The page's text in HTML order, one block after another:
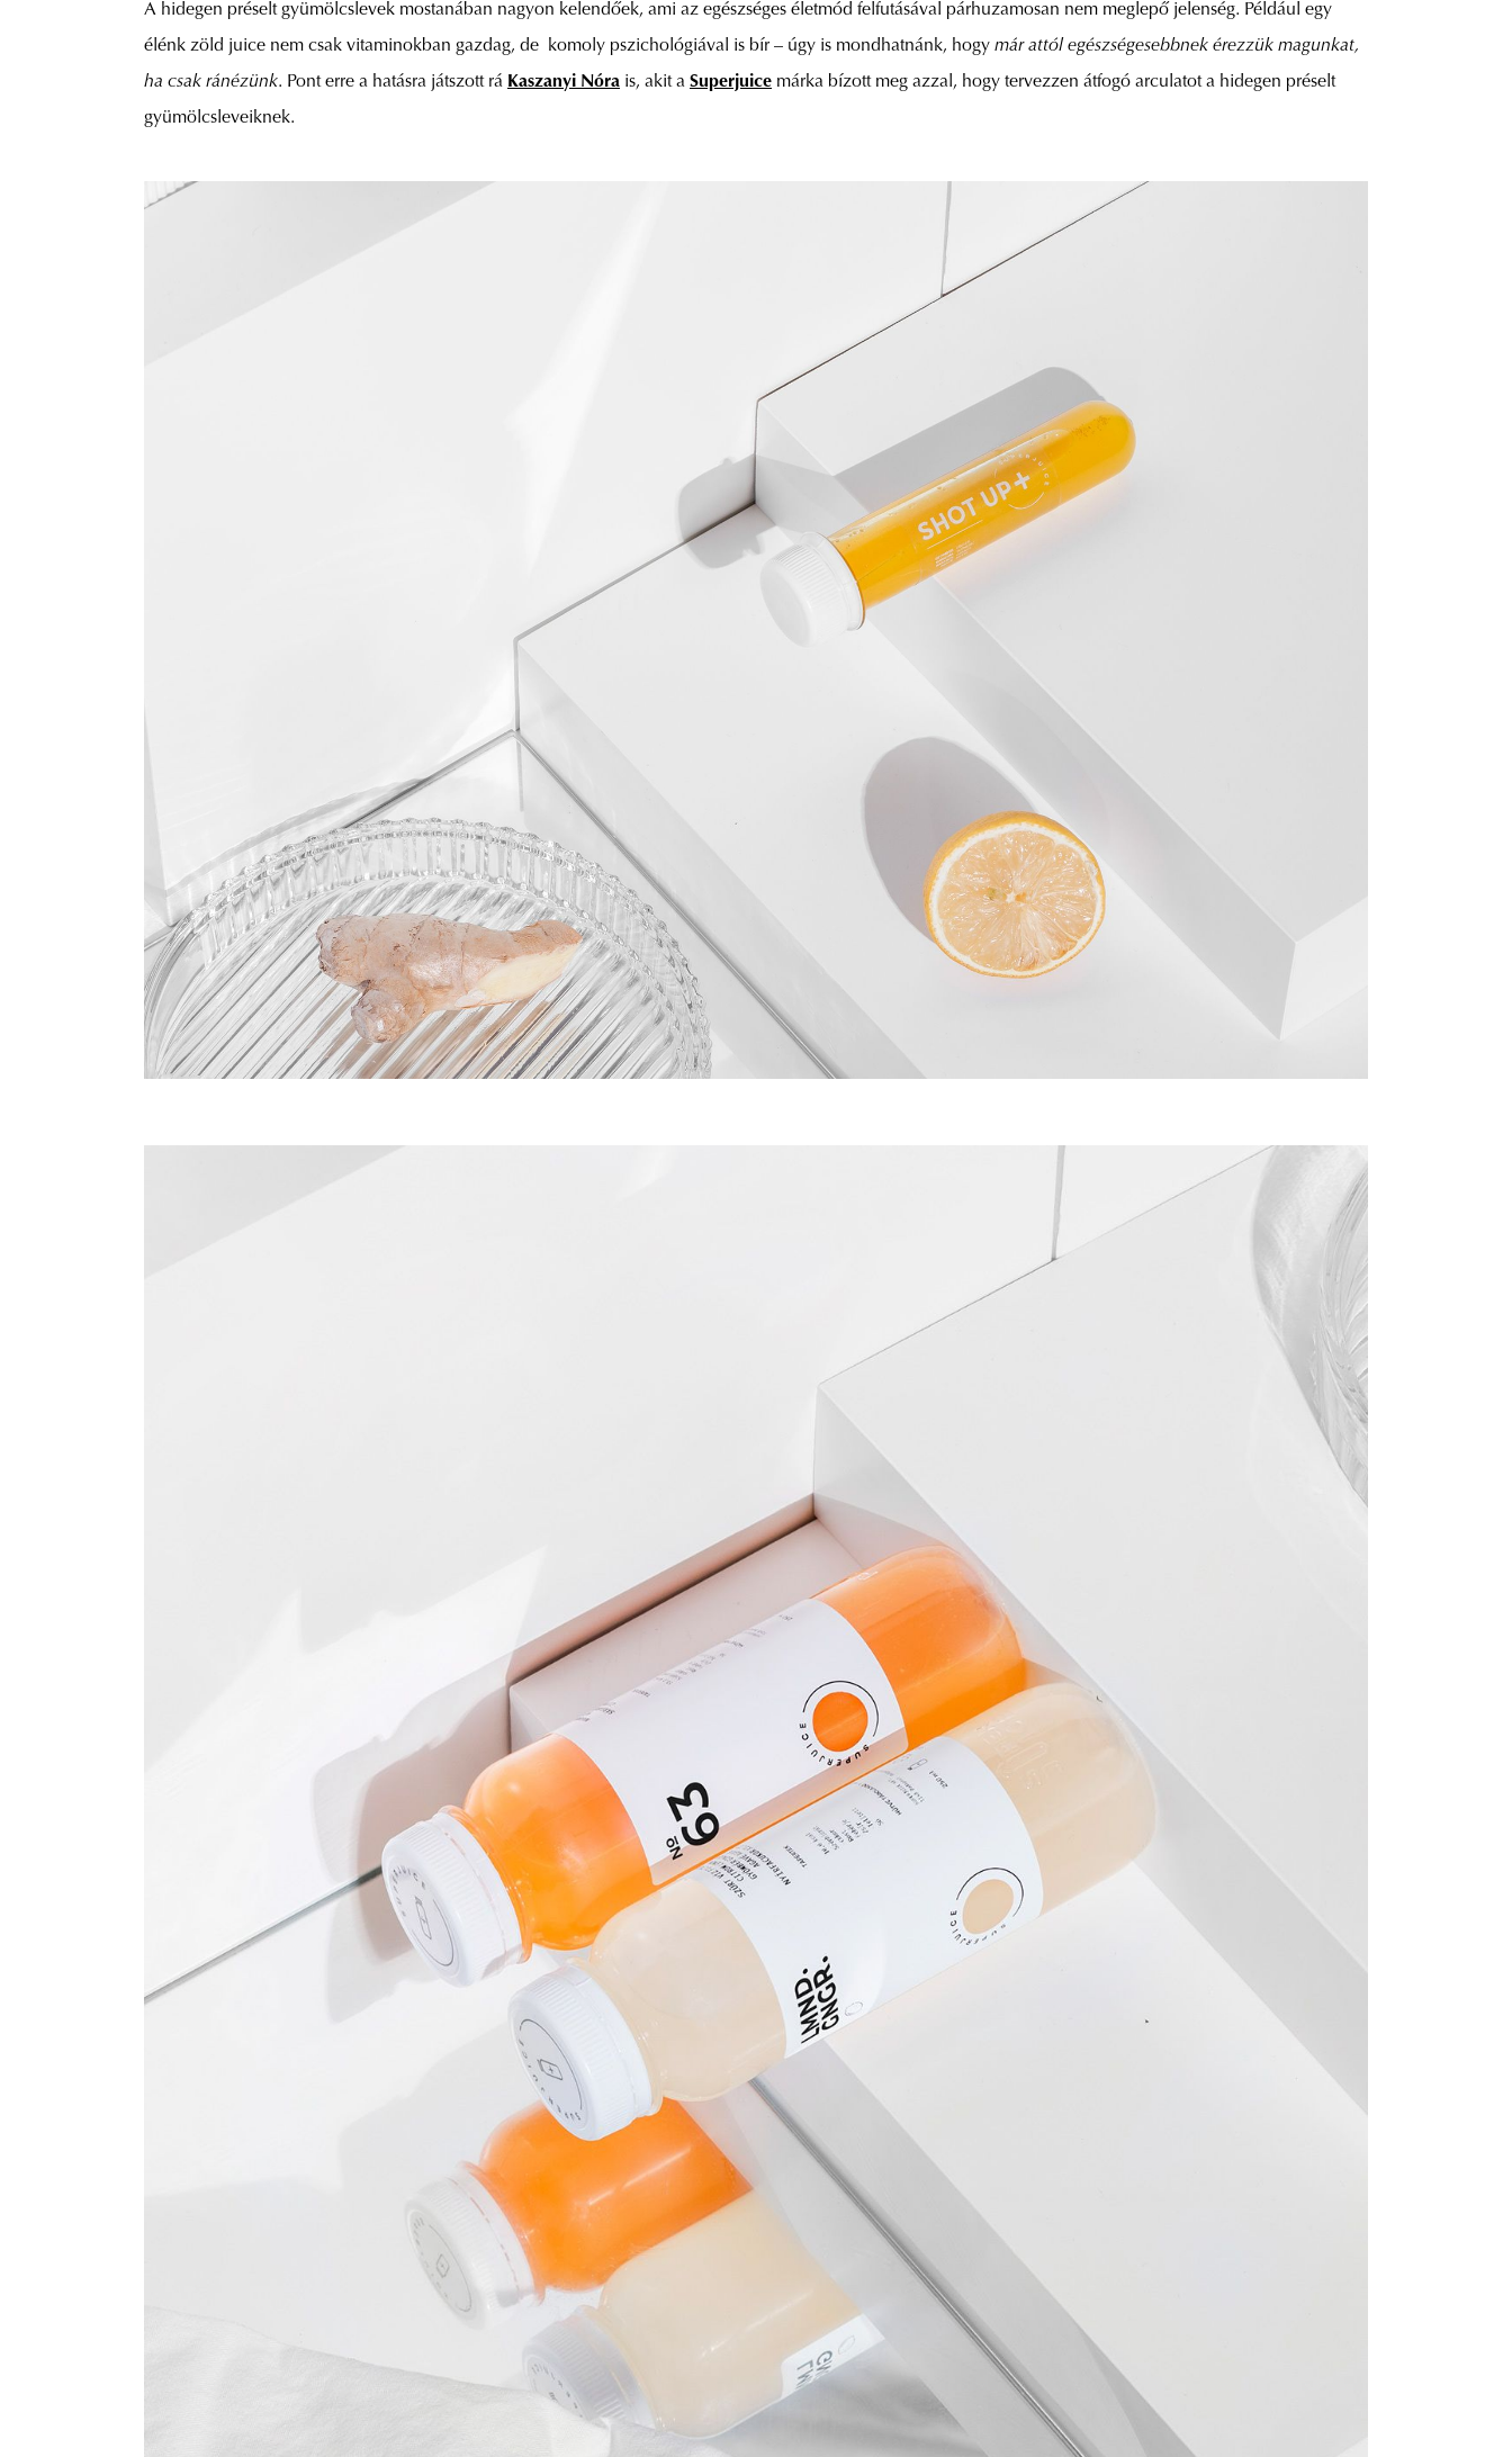
A hidegen préselt gyümölcslevek mostanában nagyon kelendőek, ami az egészséges életmód felfutásával párhuzamosan nem meglepő jelenség. Például egy
élénk zöld juice nem csak vitaminokban gazdag, de komoly pszichológiával is bír – úgy is mondhatnánk, hogy már attól egészségesebbnek érezzük magunkat,
ha csak ránézünk. Pont erre a hatásra játszott rá Kaszanyi Nóra is, akit a Superjuice márka bízott meg azzal, hogy tervezzen átfogó arculatot a hidegen préselt
gyümölcsleveiknek.